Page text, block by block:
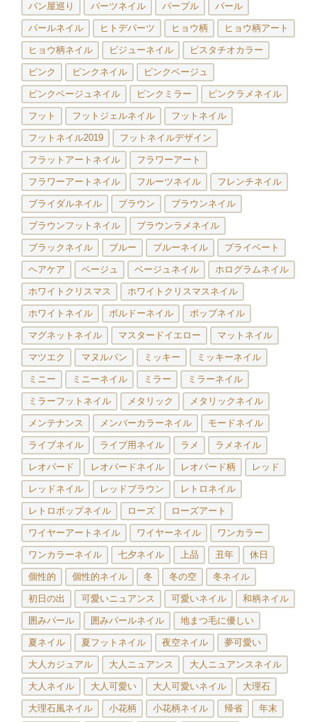
パン屋巡り パーツネイル パープル パール
パールネイル ヒトデパーツ ヒョウ柄 ヒョウ柄アート
ヒョウ柄ネイル ビジューネイル ピスタチオカラー
ピンク ピンクネイル ピンクベージュ
ピンクベージュネイル ピンクミラー ピンクラメネイル
フット フットジェルネイル フットネイル
フットネイル2019 フットネイルデザイン
フラットアートネイル フラワーアート
フラワーアートネイル フルーツネイル フレンチネイル
ブライダルネイル ブラウン ブラウンネイル
ブラウンフットネイル ブラウンラメネイル
ブラックネイル ブルー ブルーネイル プライベート
ヘアケア ベージュ ベージュネイル ホログラムネイル
ホワイトクリスマス ホワイトクリスマスネイル
ホワイトネイル ボルドーネイル ポップネイル
マグネットネイル マスタードイエロー マットネイル
マツエク マヌルパン ミッキー ミッキーネイル
ミニー ミニーネイル ミラー ミラーネイル
ミラーフットネイル メタリック メタリックネイル
メンテナンス メンバーカラーネイル モードネイル
ライブネイル ライブ用ネイル ラメ ラメネイル
レオパード レオパードネイル レオパード柄 レッド
レッドネイル レッドブラウン レトロネイル
レトロポップネイル ローズ ローズアート
ワイヤーアートネイル ワイヤーネイル ワンカラー
ワンカラーネイル 七夕ネイル 上品 丑年 休日
個性的 個性的ネイル 冬 冬の空 冬ネイル
初日の出 可愛いニュアンス 可愛いネイル 和柄ネイル
囲みパール 囲みパールネイル 地まつ毛に優しい
夏ネイル 夏フットネイル 夜空ネイル 夢可愛い
大人カジュアル 大人ニュアンス 大人ニュアンスネイル
大人ネイル 大人可愛い 大人可愛いネイル 大理石
大理石風ネイル 小花柄 小花柄ネイル 帰省 年末